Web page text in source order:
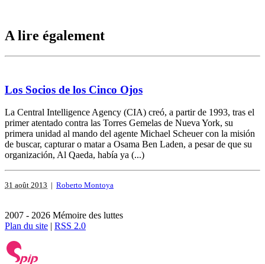
A lire également
Los Socios de los Cinco Ojos
La Central Intelligence Agency (CIA) creó, a partir de 1993, tras el
primer atentado contra las Torres Gemelas de Nueva York, su
primera unidad al mando del agente Michael Scheuer con la misión
de buscar, capturar o matar a Osama Ben Laden, a pesar de que su
organización, Al Qaeda, había ya (...)
31 août 2013 | Roberto Montoya
2007 - 2026 Mémoire des luttes
Plan du site | RSS 2.0